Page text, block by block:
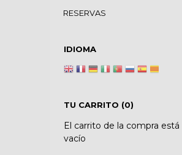
RESERVAS
IDIOMA
TU CARRITO (0)
El carrito de la compra está
vacío